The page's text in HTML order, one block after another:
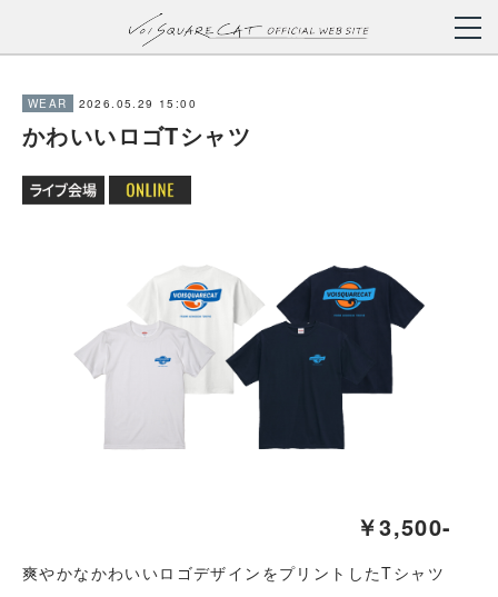
WEAR 2026.05.29 15:00
かわいいロゴTシャツ
￥3,500-
爽やかなかわいいロゴデザインをプリントしたTシャツ